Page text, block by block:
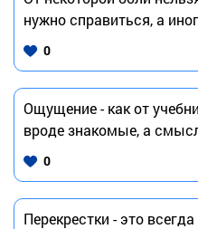
нужно справиться, а
0
Ощущение - как от
вроде знакомые, а
0
Перекрестки - это